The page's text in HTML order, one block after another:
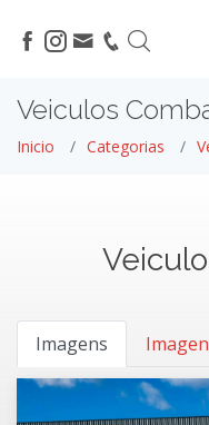
Veiculos
Inicio Categorias
Imagens